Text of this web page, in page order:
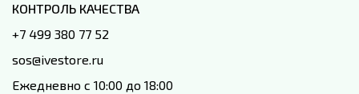
КОНТРОЛЬ КАЧЕСТВА
+7 499 380 77 52
sos@ivestore.ru
Ежедневно с 10:00 до 18:00